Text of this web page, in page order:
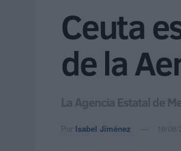
Ceuta
de la
La Agencia Estatal de
Por Isabel Jiménez 16/